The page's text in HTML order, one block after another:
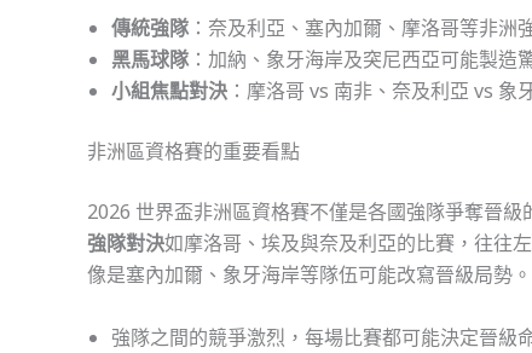
傳統強隊 ：奈及利亞、塞內加爾、摩洛哥等非洲
黑馬球隊 ：加納、象牙海岸及突尼西亞可能製造
小組焦點對決 ：摩洛哥 vs 南非、奈及利亞 vs 象
非洲區資格賽的重要看點
2026 世界盃非洲區資格賽不僅是各國強隊爭奪晉
強隊對決如摩洛哥、埃及與奈及利亞的比賽，往往
像是塞內加爾、象牙海岸等隊伍可能改寫晉級局勢。
強隊之間的競爭激烈，每場比賽都可能決定晉級